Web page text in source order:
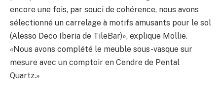
encore une fois, par souci de cohérence, nous avons
sélectionné un carrelage à motifs amusants pour le sol
(Alesso Deco Iberia de TileBar)», explique Mollie.
«Nous avons complété le meuble sous-vasque sur
mesure avec un comptoir en Cendre de Pental
Quartz.»